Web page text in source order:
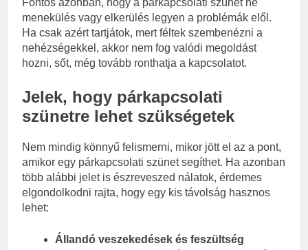
menekülés vagy elkerülés legyen a problémák elől.
Ha csak azért tartjátok, mert féltek szembenézni a
nehézségekkel, akkor nem fog valódi megoldást
hozni, sőt, még tovább ronthatja a kapcsolatot.
Jelek, hogy párkapcsolati
szünetre lehet szükségetek
Nem mindig könnyű felismerni, mikor jött el az a pont,
amikor egy párkapcsolati szünet segíthet. Ha azonban
több alábbi jelet is észreveszed nálatok, érdemes
elgondolkodni rajta, hogy egy kis távolság hasznos
lehet:
Állandó veszekedések és feszültség